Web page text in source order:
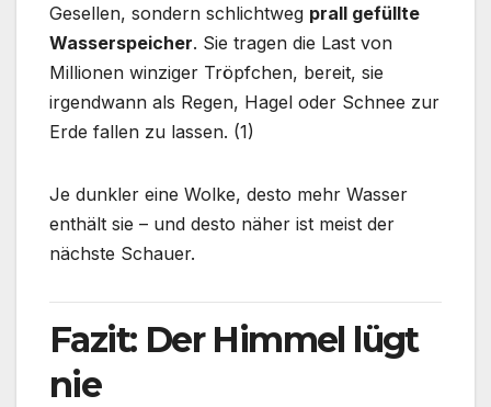
Gesellen, sondern schlichtweg prall gefüllte
Wasserspeicher. Sie tragen die Last von
Millionen winziger Tröpfchen, bereit, sie
irgendwann als Regen, Hagel oder Schnee zur
Erde fallen zu lassen. (1)
Je dunkler eine Wolke, desto mehr Wasser
enthält sie – und desto näher ist meist der
nächste Schauer.
Fazit: Der Himmel lügt
nie